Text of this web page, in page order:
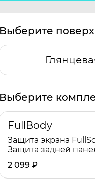
Выберите
Выберите
FullBody
Защита экрана
Защита задней
2 099 ₽